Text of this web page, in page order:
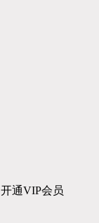
开通VIP会员